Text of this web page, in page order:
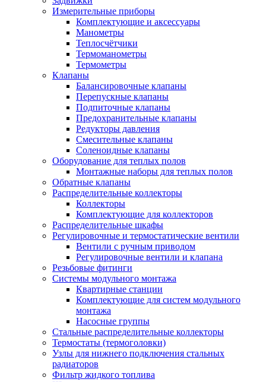
Измерительные приборы
Комплектующие и аксессуары
Манометры
Теплосчётчики
Термоманометры
Термометры
Клапаны
Балансировочные клапаны
Перепускные клапаны
Подпиточные клапаны
Предохранительные клапаны
Редукторы давления
Смесительные клапаны
Соленоидные клапаны
Оборудование для теплых полов
Монтажные наборы для теплых полов
Обратные клапаны
Распределительные коллекторы
Коллекторы
Комплектующие для коллекторов
Распределительные шкафы
Регулировочные и термостатические вентили
Вентили с ручным приводом
Регулировочные вентили и клапана
Резьбовые фитинги
Системы модульного монтажа
Квартирные станции
Комплектующие для систем модульного
монтажа
Насосные группы
Стальные распределительные коллекторы
Термостаты (термоголовки)
Узлы для нижнего подключения стальных
радиаторов
Фильтр жидкого топлива